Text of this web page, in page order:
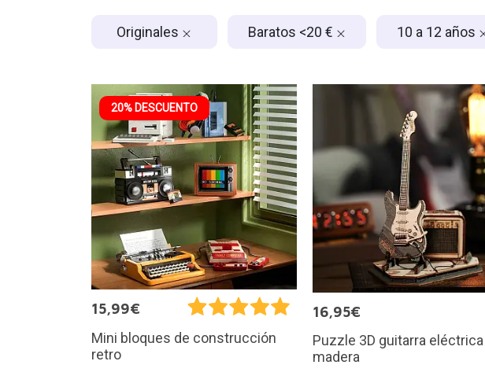
Originales Baratos <20 € 10 a 12 años
20% DESCUENTO
15,99€
Mini bloques de construcción
retro
16,95€
Puzzle 3D guitarra
madera